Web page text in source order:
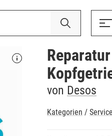
von Desos
Kategorien / Service